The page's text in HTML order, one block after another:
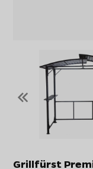
«
Grillfürst